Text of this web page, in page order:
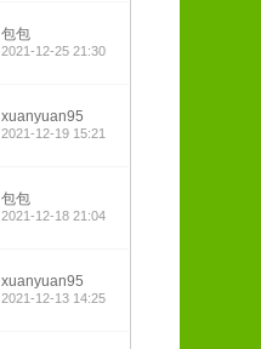
包包
2021-12-25 21:30
xuanyuan95
2021-12-19 15:21
包包
2021-12-18 21:04
xuanyuan95
2021-12-13 14:25